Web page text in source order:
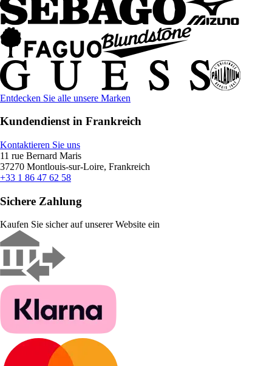
Entdecken Sie alle unsere Marken
Kundendienst in Frankreich
Kontaktieren Sie uns
11 rue Bernard Maris
37270 Montlouis-sur-Loire, Frankreich
+33 1 86 47 62 58
Sichere Zahlung
Kaufen Sie sicher auf unserer Website ein